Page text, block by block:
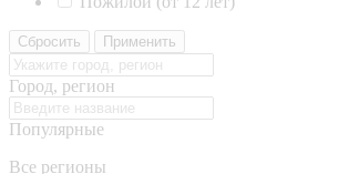
Сбросить Применить
Город, регион
Популярные
Все регионы